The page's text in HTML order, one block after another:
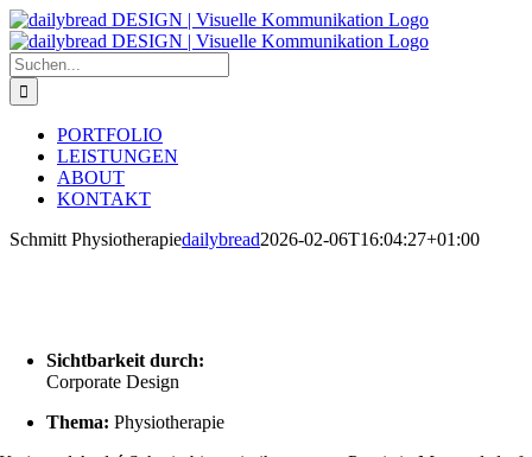
Zum
Inhalt
springen
Suche
nach:
PORTFOLIO
LEISTUNGEN
ABOUT
KONTAKT
Schmitt Physiotherapiedailybread2026-02-06T16:04:27+01:00
Sichtbarkeit durch:
Corporate Design
Thema: Physiotherapie